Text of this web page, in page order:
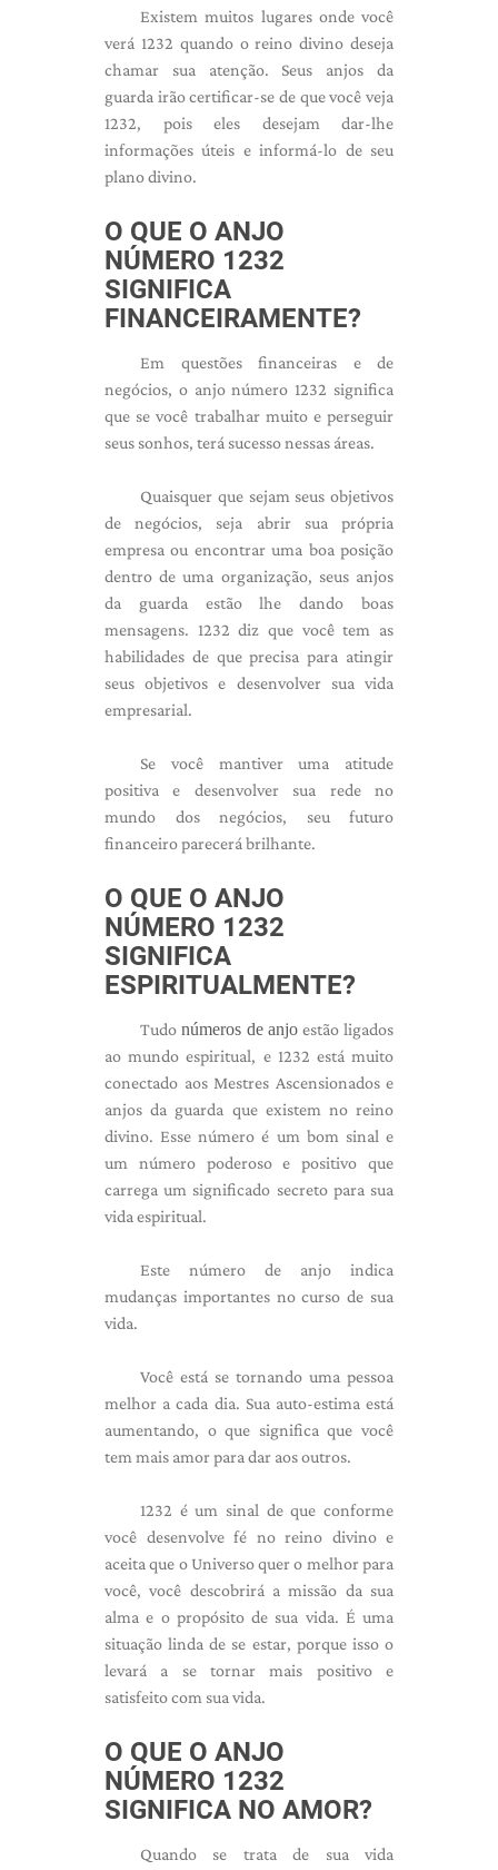
Existem muitos lugares onde você
verá 1232 quando o reino divino deseja
chamar sua atenção. Seus anjos da
guarda irão certificar-se de que você veja
1232, pois eles desejam dar-lhe
informações úteis e informá-lo de seu
plano divino.
O QUE O ANJO
NÚMERO 1232
SIGNIFICA
FINANCEIRAMENTE?
Em questões financeiras e de
negócios, o anjo número 1232 significa
que se você trabalhar muito e perseguir
seus sonhos, terá sucesso nessas áreas.
Quaisquer que sejam seus objetivos
de negócios, seja abrir sua própria
empresa ou encontrar uma boa posição
dentro de uma organização, seus anjos
da guarda estão lhe dando boas
mensagens. 1232 diz que você tem as
habilidades de que precisa para atingir
seus objetivos e desenvolver sua vida
empresarial.
Se você mantiver uma atitude
positiva e desenvolver sua rede no
mundo dos negócios, seu futuro
financeiro parecerá brilhante.
O QUE O ANJO
NÚMERO 1232
SIGNIFICA
ESPIRITUALMENTE?
Tudo números de anjo estão ligados
ao mundo espiritual, e 1232 está muito
conectado aos Mestres Ascensionados e
anjos da guarda que existem no reino
divino. Esse número é um bom sinal e
um número poderoso e positivo que
carrega um significado secreto para sua
vida espiritual.
Este número de anjo indica
mudanças importantes no curso de sua
vida.
Você está se tornando uma pessoa
melhor a cada dia. Sua auto-estima está
aumentando, o que significa que você
tem mais amor para dar aos outros.
1232 é um sinal de que conforme
você desenvolve fé no reino divino e
aceita que o Universo quer o melhor para
você, você descobrirá a missão da sua
alma e o propósito de sua vida. É uma
situação linda de se estar, porque isso o
levará a se tornar mais positivo e
satisfeito com sua vida.
O QUE O ANJO
NÚMERO 1232
SIGNIFICA NO AMOR?
Quando se trata de sua vida